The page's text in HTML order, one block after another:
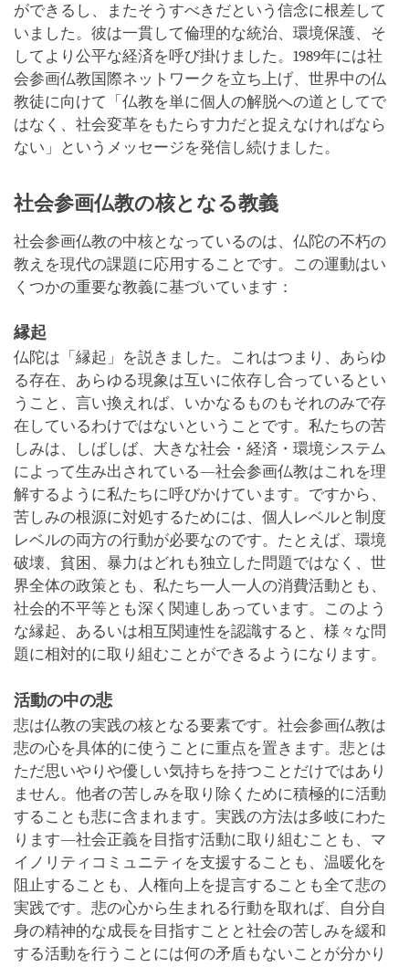
ができるし、またそうすべきだという信念に根差して
いました。彼は一貫して倫理的な統治、環境保護、そ
してより公平な経済を呼び掛けました。1989年には社
会参画仏教国際ネットワークを立ち上げ、世界中の仏
教徒に向けて「仏教を単に個人の解脱への道としてで
はなく、社会変革をもたらす力だと捉えなければなら
ない」というメッセージを発信し続けました。
社会参画仏教の核となる教義
社会参画仏教の中核となっているのは、仏陀の不朽の
教えを現代の課題に応用することです。この運動はい
くつかの重要な教義に基づいています：
縁起
仏陀は「縁起」を説きました。これはつまり、あらゆ
る存在、あらゆる現象は互いに依存し合っているとい
うこと、言い換えれば、いかなるものもそれのみで存
在しているわけではないということです。私たちの苦
しみは、しばしば、大きな社会・経済・環境システム
によって生み出されている―社会参画仏教はこれを理
解するように私たちに呼びかけています。ですから、
苦しみの根源に対処するためには、個人レベルと制度
レベルの両方の行動が必要なのです。たとえば、環境
破壊、貧困、暴力はどれも独立した問題ではなく、世
界全体の政策とも、私たち一人一人の消費活動とも、
社会的不平等とも深く関連しあっています。このよう
な縁起、あるいは相互関連性を認識すると、様々な問
題に相対的に取り組むことができるようになります。
活動の中の悲
悲は仏教の実践の核となる要素です。社会参画仏教は
悲の心を具体的に使うことに重点を置きます。悲とは
ただ思いやりや優しい気持ちを持つことだけではあり
ません。他者の苦しみを取り除くために積極的に活動
することも悲に含まれます。実践の方法は多岐にわた
ります―社会正義を目指す活動に取り組むことも、マ
イノリティコミュニティを支援することも、温暖化を
阻止することも、人権向上を提言することも全て悲の
実践です。悲の心から生まれる行動を取れば、自分自
身の精神的な成長を目指すことと社会の苦しみを緩和
する活動を行うことには何の矛盾もないことが分かり